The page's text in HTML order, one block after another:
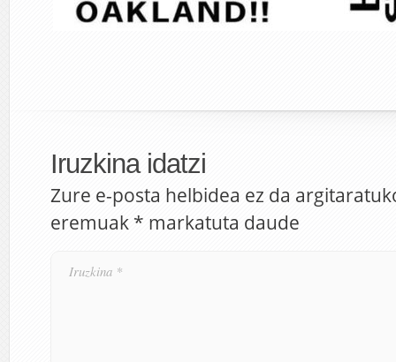
Iruzkina idatzi
Zure e-posta helbidea ez da
eremuak * markatuta daude